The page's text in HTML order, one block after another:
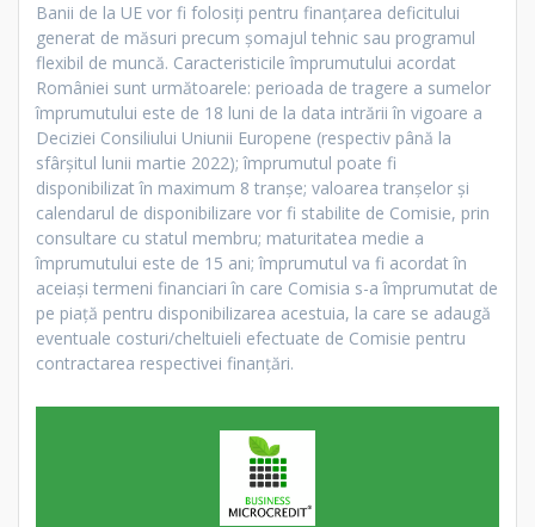
Banii de la UE vor fi folosiţi pentru finanţarea deficitului
generat de măsuri precum şomajul tehnic sau programul
flexibil de muncă. Caracteristicile împrumutului acordat
României sunt următoarele: perioada de tragere a sumelor
împrumutului este de 18 luni de la data intrării în vigoare a
Deciziei Consiliului Uniunii Europene (respectiv până la
sfârşitul lunii martie 2022); împrumutul poate fi
disponibilizat în maximum 8 tranşe; valoarea tranşelor şi
calendarul de disponibilizare vor fi stabilite de Comisie, prin
consultare cu statul membru; maturitatea medie a
împrumutului este de 15 ani; împrumutul va fi acordat în
aceiaşi termeni financiari în care Comisia s-a împrumutat de
pe piaţă pentru disponibilizarea acestuia, la care se adaugă
eventuale costuri/cheltuieli efectuate de Comisie pentru
contractarea respectivei finanţări.